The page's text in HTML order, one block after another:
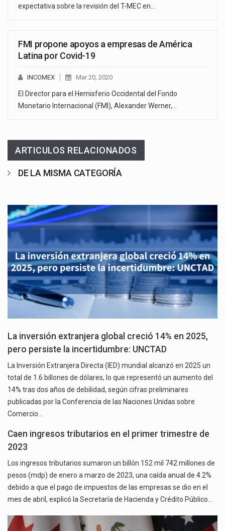
expectativa sobre la revisión del T-MEC en…
FMI propone apoyos a empresas de América
Latina por Covid-19
INCOMEX Mar 20, 2020
El Director para el Hemisferio Occidental del Fondo
Monetario Internacional (FMI), Alexander Werner,…
ARTICULOS RELACIONADOS
DE LA MISMA CATEGORÍA
La inversión extranjera global creció 14% en 2025,
pero persiste la incertidumbre: UNCTAD
La Inversión Extranjera Directa (IED) mundial alcanzó en 2025 un
total de 1.6 billones de dólares, lo que representó un aumento del
14% tras dos años de debilidad, según cifras preliminares
publicadas por la Conferencia de las Naciones Unidas sobre
Comercio…
Caen ingresos tributarios en el primer trimestre de
2023
Los ingresos tributarios sumaron un billón 152 mil 742 millones de
pesos (mdp) de enero a marzo de 2023, una caída anual de 4.2%
debido a que el pago de impuestos de las empresas se dio en el
mes de abril, explicó la Secretaría de Hacienda y Crédito Público…